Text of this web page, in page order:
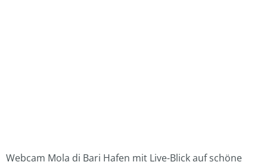
Webcam Mola di Bari Hafen mit Live-Blick auf schöne